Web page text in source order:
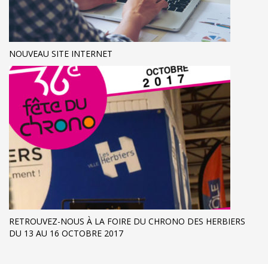
NOUVEAU SITE INTERNET
RETROUVEZ-NOUS À LA FOIRE DU CHRONO DES HERBIERS
DU 13 AU 16 OCTOBRE 2017